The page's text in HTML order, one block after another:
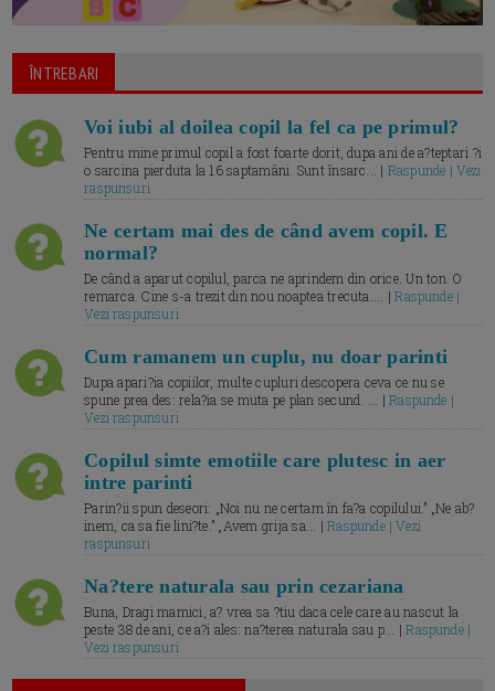
ÎNTREBARI
Voi iubi al doilea copil la fel ca pe primul?
Pentru mine primul copil a fost foarte dorit, dupa ani de a?teptari ?i
o sarcina pierduta la 16 saptamâni. Sunt însarc... | Raspunde | Vezi
raspunsuri
Ne certam mai des de când avem copil. E
normal?
De când a aparut copilul, parca ne aprindem din orice. Un ton. O
remarca. Cine s-a trezit din nou noaptea trecuta.... |Raspunde |
Vezi raspunsuri
Cum ramanem un cuplu, nu doar parinti
Dupa apari?ia copiilor, multe cupluri descopera ceva ce nu se
spune prea des: rela?ia se muta pe plan secund. ... |Raspunde |
Vezi raspunsuri
Copilul simte emotiile care plutesc in aer
intre parinti
Parin?ii spun deseori: „Noi nu ne certam în fa?a copilului.” „Ne ab?
inem, ca sa fie lini?te.” „Avem grija sa... |Raspunde | Vezi
raspunsuri
Na?tere naturala sau prin cezariana
Buna, Dragi mamici, a? vrea sa ?tiu daca cele care au nascut la
peste 38 de ani, ce a?i ales: na?terea naturala sau p... |Raspunde |
Vezi raspunsuri